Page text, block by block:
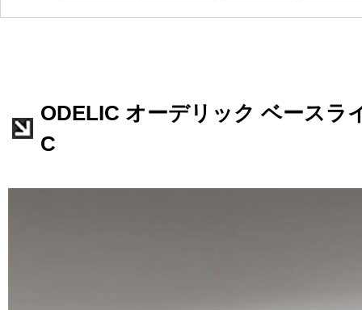
ODELIC オーデリック ベースラ
C